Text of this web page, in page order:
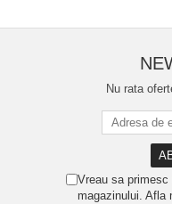
Nu rata
Vreau sa
magazinului. Afla